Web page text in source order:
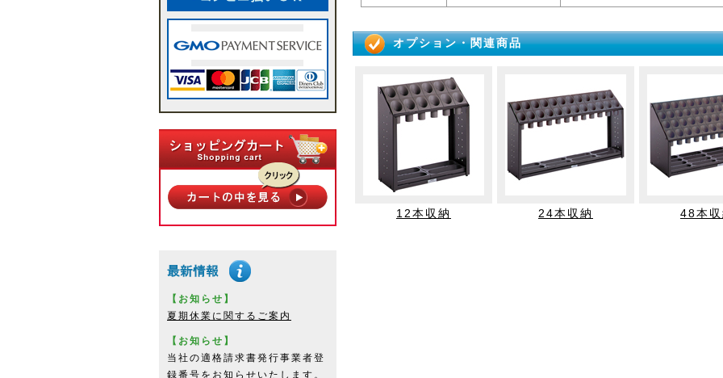
【お知らせ】
夏期休業に関するご案内
【お知らせ】
当社の適格請求書発行事業者登
録番号をお知らせいたします。
オプション・関連商品
12本収納 24本収納 48本